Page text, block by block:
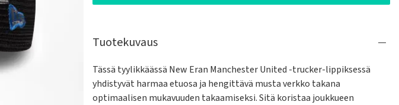
Tuotekuvaus
Tässä tyylikkäässä New Eran Manchester United -trucker-lippiksessä
yhdistyvät harmaa etuosa ja hengittävä musta verkko takana
optimaalisen mukavuuden takaamiseksi. Sitä koristaa joukkueen